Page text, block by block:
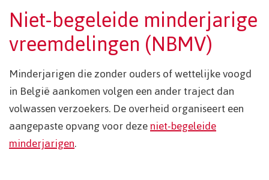
Niet-begeleide minderjarige
vreemdelingen (NBMV)
Minderjarigen die zonder ouders of wettelijke voogd
in België aankomen volgen een ander traject dan
volwassen verzoekers. De overheid organiseert een
aangepaste opvang voor dezeniet-begeleide
minderjarigen.